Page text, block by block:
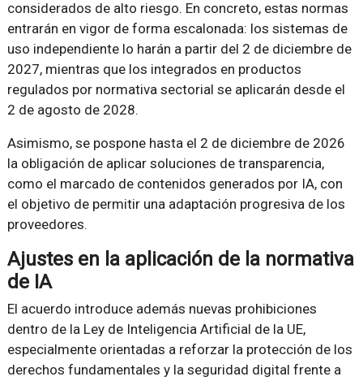
considerados de alto riesgo. En concreto, estas normas
entrarán en vigor de forma escalonada: los sistemas de
uso independiente lo harán a partir del 2 de diciembre de
2027, mientras que los integrados en productos
regulados por normativa sectorial se aplicarán desde el
2 de agosto de 2028.
Asimismo, se pospone hasta el 2 de diciembre de 2026
la obligación de aplicar soluciones de transparencia,
como el marcado de contenidos generados por IA, con
el objetivo de permitir una adaptación progresiva de los
proveedores.
Ajustes en la aplicación de la normativa
de IA
El acuerdo introduce además nuevas prohibiciones
dentro de la Ley de Inteligencia Artificial de la UE,
especialmente orientadas a reforzar la protección de los
derechos fundamentales y la seguridad digital frente a